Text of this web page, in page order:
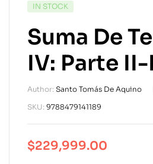
IN STOCK
Suma De
IV: Parte II-
Author: Santo Tomás De Aquino
SKU: 9788479141189
$229,999.00